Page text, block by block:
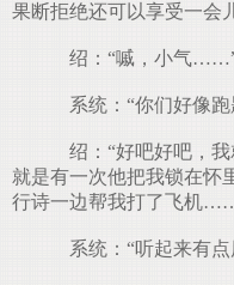
果断拒绝还可以享受一会
绍：“嘁，小气
系统：“你们好像
绍：“好吧好吧，
就是有一次他把我锁在怀
行诗一边帮我打了飞机
系统：“听起来有点